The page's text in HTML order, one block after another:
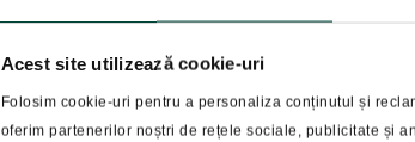
Acest site utilizează cookie-uri
Folosim cookie-uri pentru a personaliza conținutul și
oferim partenerilor noștri de rețele sociale, publicitate și